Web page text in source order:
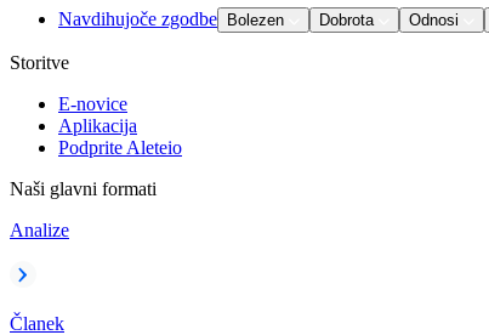
Navdihujoče zgodbe Bolezen Dobrota Odnosi
Storitve
E-novice
Aplikacija
Podprite Aleteio
Naši glavni formati
Analize
Članek